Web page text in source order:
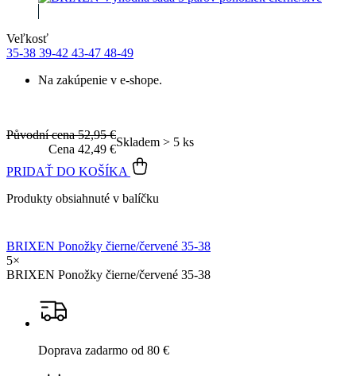
Veľkosť
35-38 39-42 43-47 48-49
Na zakúpenie v e-shope.
Skladem > 5 ks
Cena 42,49 €
Původní cena52,95 €
PRIDAŤ DO KOŠÍKA
Produkty obsiahnuté v balíčku
5×
BRIXEN Ponožky čierne/červené 35-38
Doprava zadarmo od 80 €